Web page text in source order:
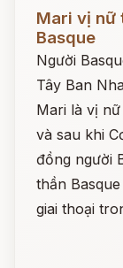
Mari vị nữ
Basque
Người
Tây Ban
Mari là vị
và sau khi
đồng người
thần
giai thoại